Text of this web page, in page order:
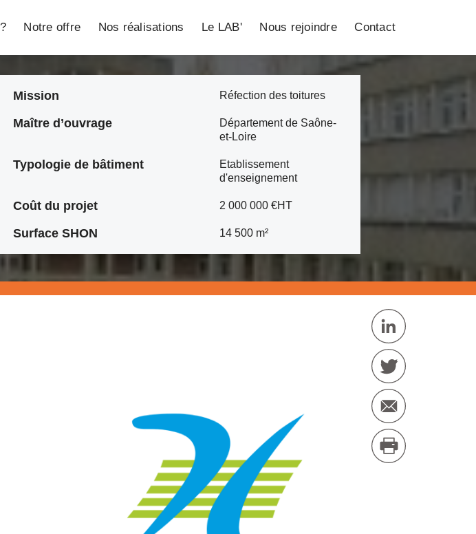
Notre offre Nos réalisations Le LAB' Nous rejoindre Contact
Mission Réfection des toitures
Maître d’ouvrage
Département de Saône-
et-Loire
Typologie de bâtiment
Etablissement
d'enseignement
Coût du projet 2 000 000 €HT
Surface SHON 14 500 m²